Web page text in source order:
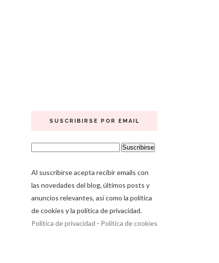
SUSCRIBIRSE POR EMAIL
Al suscribirse acepta recibir emails con
las novedades del blog, últimos posts y
anuncios relevantes, así como la política
de cookies y la política de privacidad.
Política de privacidad - Política de cookies